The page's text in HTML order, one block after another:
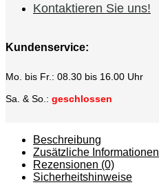
Kontaktieren Sie uns!
Kundenservice:
Mo. bis Fr.: 08.30 bis 16.00 Uhr
Sa. & So.: geschlossen
Beschreibung
Zusätzliche Informationen
Rezensionen (0)
Sicherheitshinweise